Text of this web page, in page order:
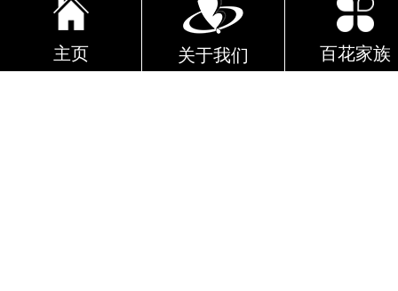
主页 关于我们 百花家族